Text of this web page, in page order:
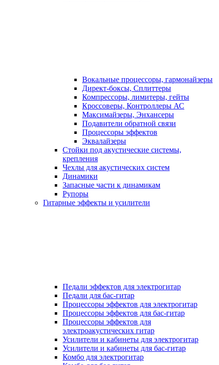
Вокальные процессоры, гармонайзеры
Директ-боксы, Сплиттеры
Компрессоры, лимитеры, гейты
Кроссоверы, Контроллеры АС
Максимайзеры, Энхансеры
Подавители обратной связи
Процессоры эффектов
Эквалайзеры
Стойки под акустические системы,
крепления
Чехлы для акустических систем
Динамики
Запасные части к динамикам
Рупоры
Гитарные эффекты и усилители
Педали эффектов для электрогитар
Педали для бас-гитар
Процессоры эффектов для электрогитар
Процессоры эффектов для бас-гитар
Процессоры эффектов для
электроакустических гитар
Усилители и кабинеты для электрогитар
Усилители и кабинеты для бас-гитар
Комбо для электрогитар